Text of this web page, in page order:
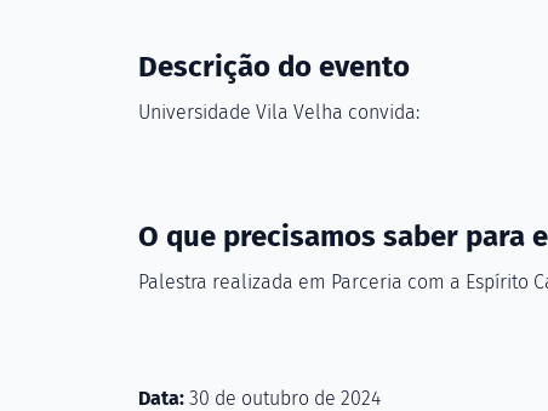
Descrição do evento
Universidade Vila Velha convida:
O que precisamos saber
Palestra realizada em Parceria com a Espírito
Data: 30 de outubro de 2024